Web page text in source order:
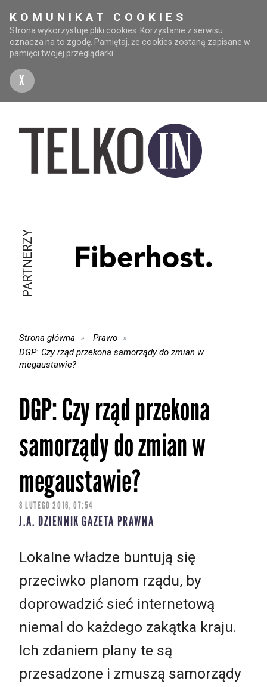
KOMUNIKAT COOKIES
Strona wykorzystuje pliki cookies. Korzystanie z serwisu
oznacza na to zgodę. Pamiętaj, że cookies zostaną zapisane w
pamięci twojej przeglądarki.
X
PARTNERZY
Strona główna
Prawo
DGP: Czy rząd przekona samorządy do zmian w
megaustawie?
DGP: Czy rząd przekona
samorządy do zmian w
megaustawie?
8 LUTEGO 2016, 07:54
J.A. DZIENNIK GAZETA PRAWNA
Lokalne władze buntują się
przeciwko planom rządu, by
doprowadzić sieć internetową
niemal do każdego zakątka kraju.
Ich zdaniem plany te są
przesadzone i zmuszą samorządy